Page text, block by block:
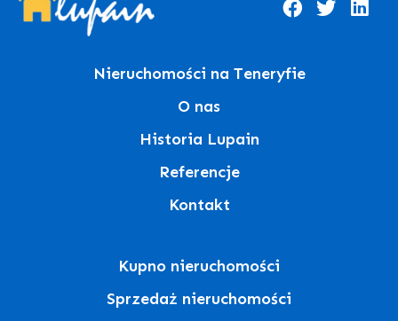
Nieruchomości na Teneryfie
O nas
Historia Lupain
Referencje
Kontakt
Kupno nieruchomości
Sprzedaż nieruchomości